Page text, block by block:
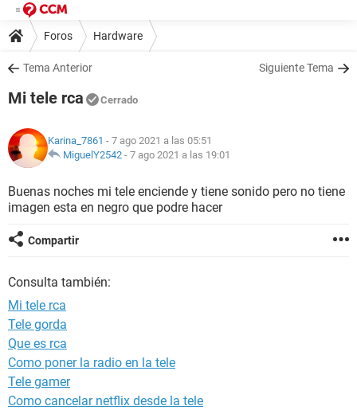
Foros Hardware
Tema Anterior Siguiente Tema
Mi tele rca Cerrado
Karina_7861 - 7 ago 2021 a las 05:51
MiguelY2542 - 7 ago 2021 a las 19:01
Buenas noches mi tele enciende y tiene sonido pero no tiene
imagen esta en negro que podre hacer
Compartir
Consulta también:
Mi tele rca
Tele gorda
Que es rca
Como poner la radio en la tele
Tele gamer
Como cancelar netflix desde la tele